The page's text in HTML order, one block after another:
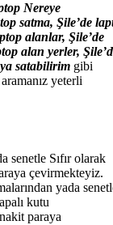
Nereye
satma, Şile’de
alanlar, Şile’de
alan yerler,
satabilirim gibi
yeterli
senetle Sıfır olarak
çevirmekteyiz.
yada
kutu
paraya